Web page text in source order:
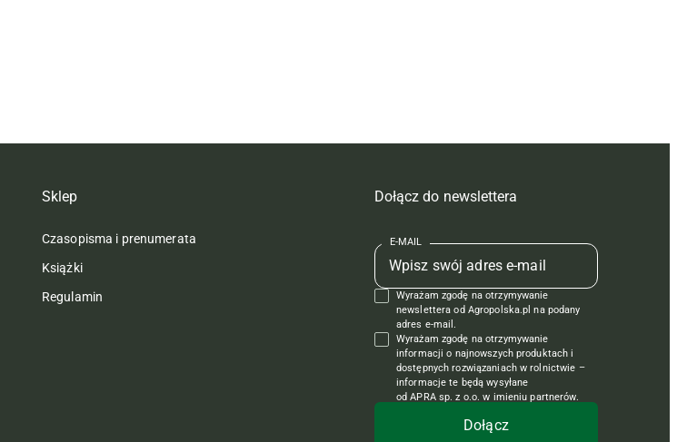
Sklep
Czasopisma i prenumerata
Książki
Regulamin
Dołącz do newslettera
E-MAIL
Wyrażam zgodę na otrzymywanie
newslettera od Agropolska.pl na podany
adres e-mail.
Wyrażam zgodę na otrzymywanie
informacji o najnowszych produktach i
dostępnych rozwiązaniach w rolnictwie –
informacje te będą wysyłane
od APRA sp. z o.o. w imieniu partnerów.